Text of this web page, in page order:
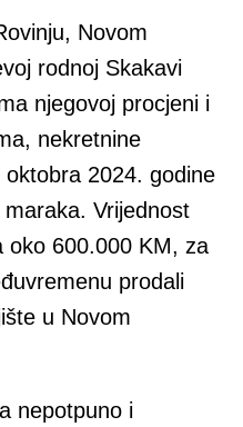
Novom
rodnoj Skakavi
njegovoj procjeni i
nekretnine
2024. godine
Vrijednost
oko 600.000 KM, za
prodali
u Novom
nepotpuno i